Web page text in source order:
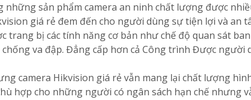
những sản phẩm camera an ninh chất lượng được
giá rẻ đem đến cho người dùng sự tiện lợi và an
trang bị các tính năng cơ bản như chế độ quan sát
va đập. Đẳng cấp hơn cả Công trình Được
camera Hikvision giá rẻ vẫn mang lại chất lượng
hợp cho những người có ngân sách hạn chế nhưng